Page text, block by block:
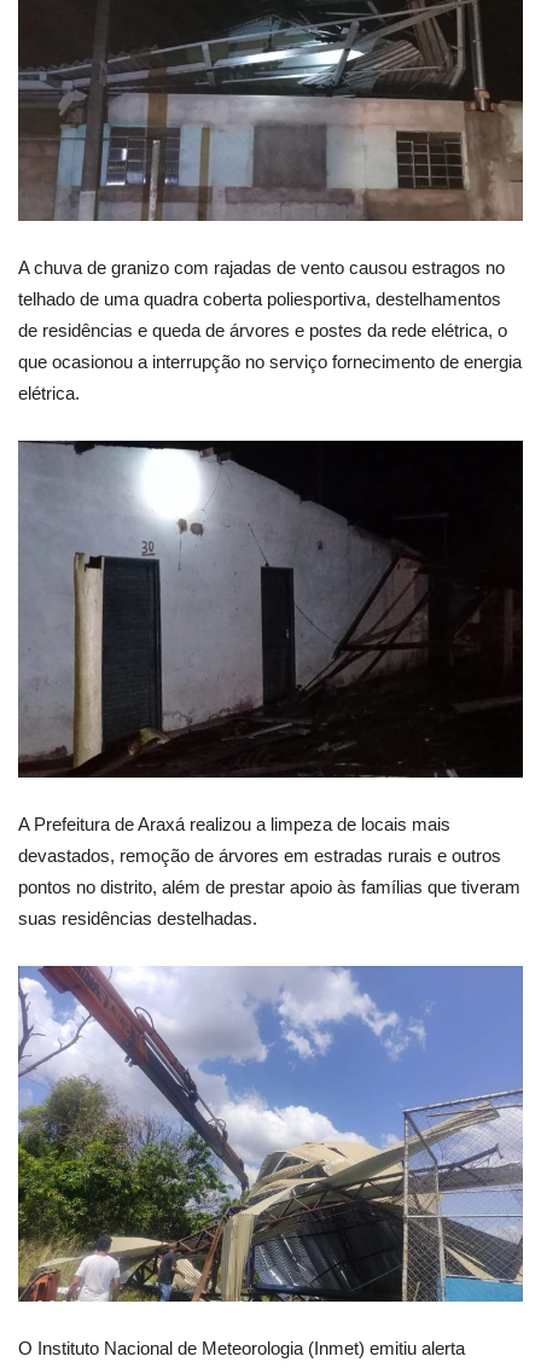
A chuva de granizo com rajadas de vento causou estragos no
telhado de uma quadra coberta poliesportiva, destelhamentos
de residências e queda de árvores e postes da rede elétrica, o
que ocasionou a interrupção no serviço fornecimento de energia
elétrica.
A Prefeitura de Araxá realizou a limpeza de locais mais
devastados, remoção de árvores em estradas rurais e outros
pontos no distrito, além de prestar apoio às famílias que tiveram
suas residências destelhadas.
O Instituto Nacional de Meteorologia (Inmet) emitiu alerta